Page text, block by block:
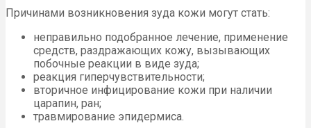
Причинами возникновения зуда кожи могут стать:
неправильно подобранное лечение, применение
средств, раздражающих кожу, вызывающих
побочные реакции в виде зуда;
реакция гиперчувствительности;
вторичное инфицирование кожи при наличии
царапин, ран;
травмирование эпидермиса.